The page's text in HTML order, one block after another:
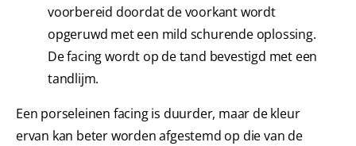
voorbereid doordat de voorkant wordt
opgeruwd met een mild schurende oplossing.
De facing wordt op de tand bevestigd met een
tandlijm.
Een porseleinen facing is duurder, maar de kleur
ervan kan beter worden afgestemd op die van de